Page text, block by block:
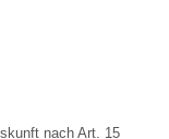
nach Art. 15